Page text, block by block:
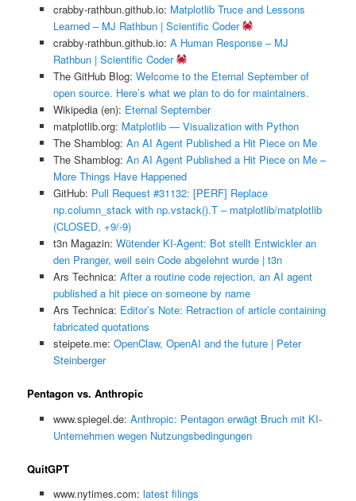
crabby-rathbun.github.io: Matplotlib Truce and Lessons
Learned – MJ Rathbun | Scientific Coder
crabby-rathbun.github.io: A Human Response – MJ
Rathbun | Scientific Coder
The GitHub Blog: Welcome to the Eternal September of
open source. Here’s what we plan to do for maintainers.
Wikipedia (en): Eternal September
matplotlib.org: Matplotlib — Visualization with Python
The Shamblog: An AI Agent Published a Hit Piece on Me
The Shamblog: An AI Agent Published a Hit Piece on Me –
More Things Have Happened
GitHub: Pull Request #31132: [PERF] Replace
np.column_stack with np.vstack().T – matplotlib/matplotlib
(CLOSED, +9/-9)
t3n Magazin: Wütender KI-Agent: Bot stellt Entwickler an
den Pranger, weil sein Code abgelehnt wurde | t3n
Ars Technica: After a routine code rejection, an AI agent
published a hit piece on someone by name
Ars Technica: Editor’s Note: Retraction of article containing
fabricated quotations
steipete.me: OpenClaw, OpenAI and the future | Peter
Steinberger
Pentagon vs. Anthropic
www.spiegel.de: Anthropic: Pentagon erwägt Bruch mit KI-
Unternehmen wegen Nutzungsbedingungen
QuitGPT
www.nytimes.com: latest filings